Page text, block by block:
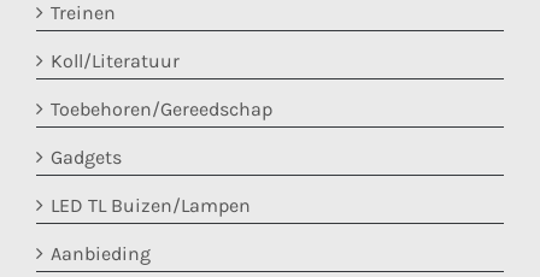
Treinen
Koll/Literatuur
Toebehoren/Gereedschap
Gadgets
LED TL Buizen/Lampen
Aanbieding